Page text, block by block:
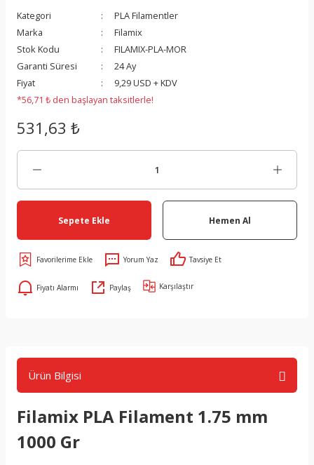
Kategori
PLA Filamentler
Marka
Filamix
Stok Kodu
FILAMIX-PLA-MOR
Garanti Süresi
24 Ay
Fiyat
9,29 USD + KDV
*56,71 ₺ den başlayan taksitlerle!
531,63 ₺
Sepete Ekle Hemen Al
Yorum Yaz Tavsiye Et
Fiyatı Alarmı Paylaş Karşılaştır
Ürün Bilgisi
Filamix PLA Filament 1.75 mm
1000 Gr